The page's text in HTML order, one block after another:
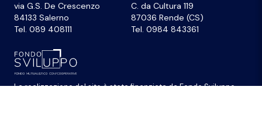
La realizzazione del sitoè stata finanziata daFondo Sviluppo
via G.S. De Crescenzo
84133 Salerno
Tel. 089 408111
C. da Cultura 119
87036 Rende (CS)
Tel. 0984 843361